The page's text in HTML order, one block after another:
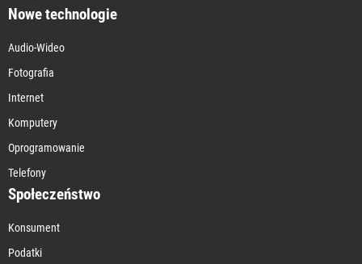
Nowe technologie
Audio-Wideo
Fotografia
Internet
Komputery
Oprogramowanie
Telefony
Społeczeństwo
Konsument
Podatki